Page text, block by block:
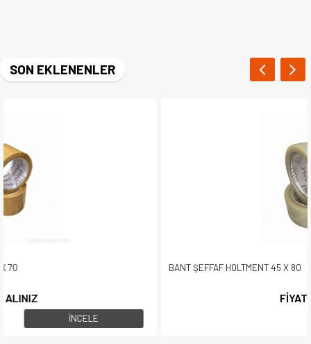
SON EKLENENLER
BANT ŞEFFAF HOLTMENT 45 X 80
FİYAT ALINIZ